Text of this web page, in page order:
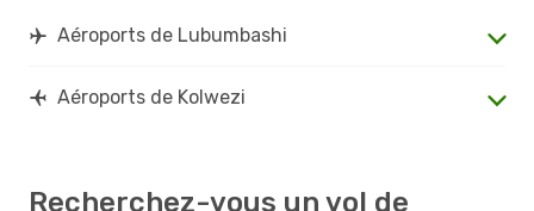
Aéroports de Lubumbashi
Aéroports de Kolwezi
Recherchez-vous un vol de